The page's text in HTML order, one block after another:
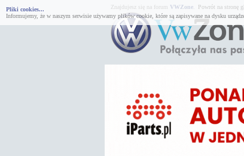
Pliki cookies...
Informujemy, że w naszym serwisie używamy plików cookie, które są zapisywane na dysku
Znajdujesz się na forum VWZone. Powrót na stronę